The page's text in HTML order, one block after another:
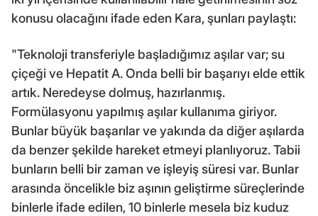
konusu olacağını ifade eden Kara, şunları paylaştı:
"Teknoloji transferiyle başladığımız aşılar var; su
çiçeği ve Hepatit A. Onda belli bir başarıyı elde ettik
artık. Neredeyse dolmuş, hazırlanmış.
Formülasyonu yapılmış aşılar kullanıma giriyor.
Bunlar büyük başarılar ve yakında da diğer aşılarda
da benzer şekilde hareket etmeyi planlıyoruz. Tabii
bunların belli bir zaman ve işleyiş süresi var. Bunlar
arasında öncelikle biz aşının geliştirme süreçlerinde
binlerle ifade edilen, 10 binlerle mesela biz kuduz